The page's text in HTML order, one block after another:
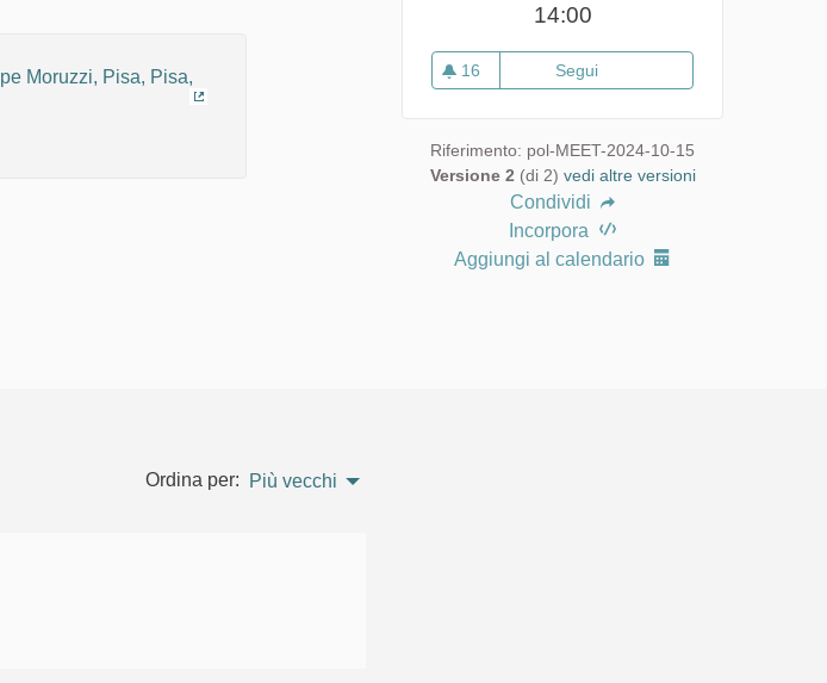
14:00
16
16 sostenitori
Segui
Riferimento: pol-MEET-2024-10-15
Versione 2 (di 2) vedi altre versioni
Condividi
Incorpora
Aggiungi al calendario
Ordina per: Più vecchi